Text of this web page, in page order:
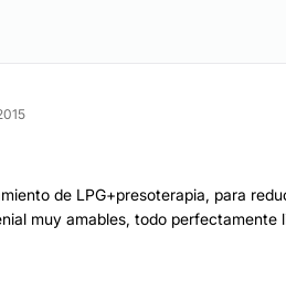
Radiofrecuencia
de LPG+presoterapia, para
muy amables, todo